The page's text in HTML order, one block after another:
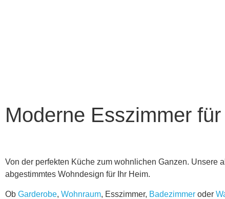
Moderne Esszimmer
Von der perfekten Küche zum wohnlichen Ganzen. Unsere
abgestimmtes Wohndesign für Ihr Heim.
Ob Garderobe, Wohnraum, Esszimmer, Badezimmer oder